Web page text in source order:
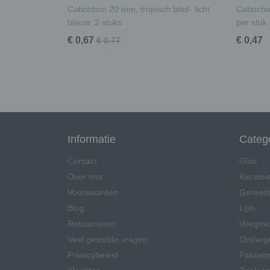
Cabochon 20 mm; tropisch blad- licht
blauw; 2 stuks
€ 0,67 € 0,77
per stuk
€ 0,47
Informatie
Contact
Over ons
Voorwaarden
Blog
Retourneren
Veel gestelde vragen
Privacybeleid
Glas
Lijm